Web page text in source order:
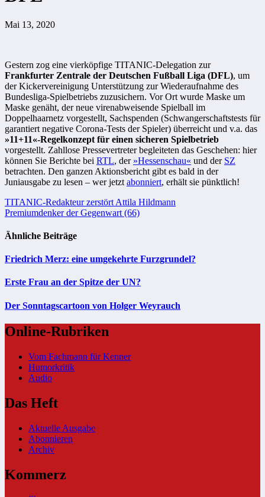
Mai 13, 2020
Gestern zog eine vierköpfige TITANIC-Delegation zur
Frankfurter Zentrale der Deutschen Fußball Liga (DFL), um
der Kickervereinigung Unterstützung zur Wiederaufnahme des
Bundesliga-Spielbetriebs zuzusichern. Vor Ort wurde Maske um
Maske genäht, der neue virenabweisende Spielball im
Doppelhaarnetz vorgestellt, Sachspenden (Schwangerschaftstests für
garantiert negative Corona-Tests der Spieler) überreicht und v.a. das
»11+11«-Regelkonzept für einen sicheren Spielbetrieb
vorgestellt. Zahllose Pressevertreter begleiteten das Geschehen: hier
können Sie Berichte bei RTL, der »Hessenschau« und der SZ
betrachten. Den ganzen Aktionsbericht gibt es bald in der
Juniausgabe zu lesen – wer jetzt abonniert, erhält sie pünktlich!
Beitragsnavigation
TITANIC-Redakteur zerstört Attila Hildmann
Premiumdenker der Gegenwart (66)
Ähnliche Beiträge
Friedrich Merz: eine umgekehrte Furzgrundel?
Erste Frau an der Spitze der UN?
Der Sonntagscartoon von Holger Weyrauch
Online-Rubriken
Vom Fachmann für Kenner
Humorkritik
Audio
Das Heft
Aktuelle Ausgabe
Abonnieren
Archiv
Kommerz